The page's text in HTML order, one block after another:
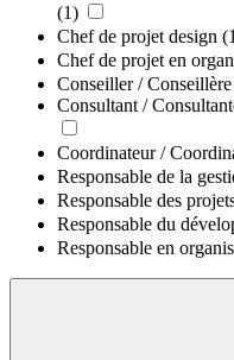
(1)
Chef de projet design
Chef de projet en
Conseiller /
Consultant /
Coordinateur /
Responsable de la
Responsable des
Responsable du
Responsable en